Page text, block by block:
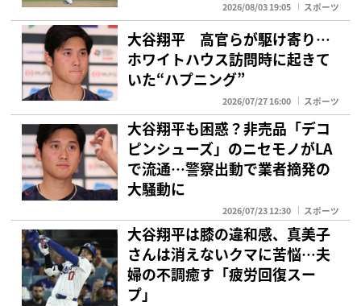
2026/08/03 19:05 スポーツ
大谷翔平 高官らが駆け寄り…
ホワイトハウス訪問時に起きて
いた“ハプニング”
2026/07/27 16:00 スポーツ
大谷翔平も困惑？非売品「デコ
ピンシューズ」のニセモノがLA
で流通…警察出動で業者摘発の
大騒動に
2026/07/23 12:30 スポーツ
大谷翔平は膝の違和感、真美子
さんは消えないクマに苦悩…夫
婦の不調癒す「疲労回復スー
プ」